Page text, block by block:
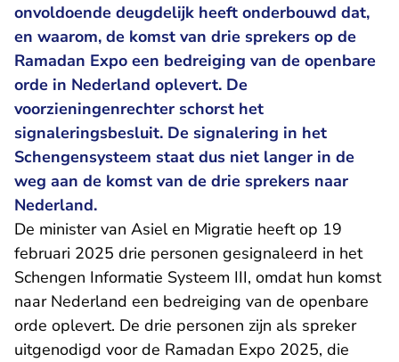
onvoldoende deugdelijk heeft onderbouwd dat,
en waarom, de komst van drie sprekers op de
Ramadan Expo een bedreiging van de openbare
orde in Nederland oplevert. De
voorzieningenrechter schorst het
signaleringsbesluit. De signalering in het
Schengensysteem staat dus niet langer in de
weg aan de komst van de drie sprekers naar
Nederland.
De minister van Asiel en Migratie heeft op 19
februari 2025 drie personen gesignaleerd in het
Schengen Informatie Systeem III, omdat hun komst
naar Nederland een bedreiging van de openbare
orde oplevert. De drie personen zijn als spreker
uitgenodigd voor de Ramadan Expo 2025, die